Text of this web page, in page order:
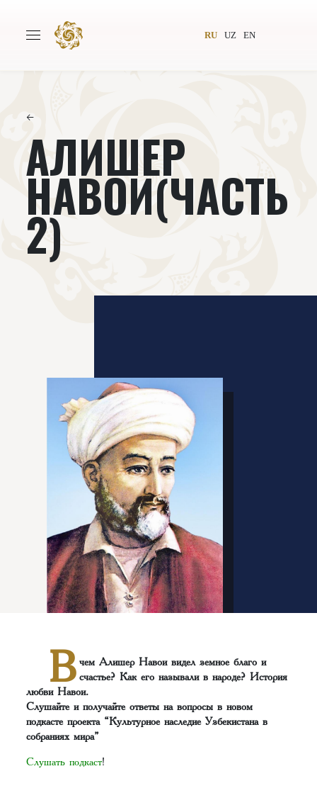
RU UZ EN
Авторы Всемирное общество
Издательство Новости
Проекты
Книги
←
АЛИШЕР
НАВОИ(ЧАСТЬ
2)
В чем Алишер Навои видел земное благо и
счастье? Как его называли в народе? История
любви Навои.
Слушайте и получайте ответы на вопросы в новом
подкасте проекта “Культурное наследие Узбекистана в
собраниях мира”
Слушать подкаст!